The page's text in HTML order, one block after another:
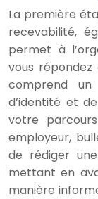
La première
recevabilité,
permet à
vous répondez
comprend un
d’identité et
votre
employeur,
de rédiger
mettant en
manière